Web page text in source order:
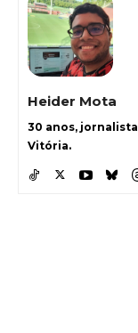
Heider Mota
30 anos,
Vitória.